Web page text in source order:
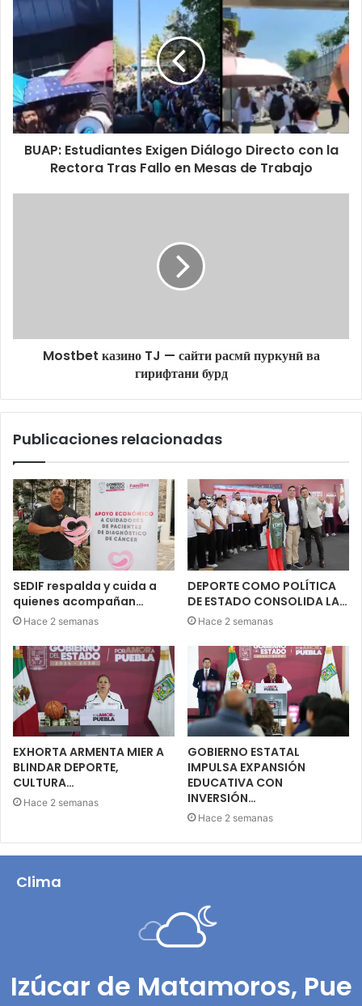
BUAP: Estudiantes Exigen Diálogo Directo con la
Rectora Tras Fallo en Mesas de Trabajo
Mostbet казино TJ — сайти расмӣ пуркунӣ ва
гирифтани бурд
Publicaciones relacionadas
SEDIF respalda y cuida a
quienes acompañan…
Hace 2 semanas
DEPORTE COMO POLÍTICA
DE ESTADO CONSOLIDA LA…
Hace 2 semanas
EXHORTA ARMENTA MIER A
BLINDAR DEPORTE,
CULTURA…
Hace 2 semanas
GOBIERNO ESTATAL
IMPULSA EXPANSIÓN
EDUCATIVA CON
INVERSIÓN…
Hace 2 semanas
Clima
Izúcar de Matamoros, Pue